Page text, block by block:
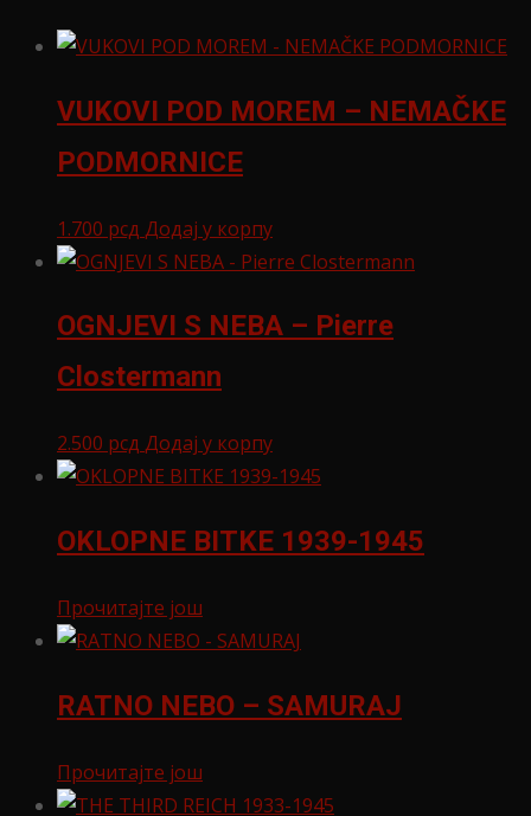
VUKOVI POD MOREM – NEMAČKE
PODMORNICE
1.700 рсд Додај у корпу
OGNJEVI S NEBA – Pierre
Clostermann
2.500 рсд Додај у корпу
OKLOPNE BITKE 1939-1945
Прочитајте још
RATNO NEBO – SAMURAJ
Прочитајте још